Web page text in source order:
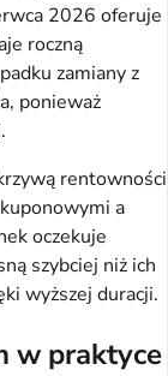
2026 oferuje
roczną
zamiany z
ponieważ
rentowności
a
oczekuje
szybciej niż ich
wyższej duracji.
w praktyce